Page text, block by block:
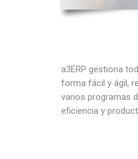
a3ERP gestiona
forma fácil y ágil,
varios programas
eficiencia y